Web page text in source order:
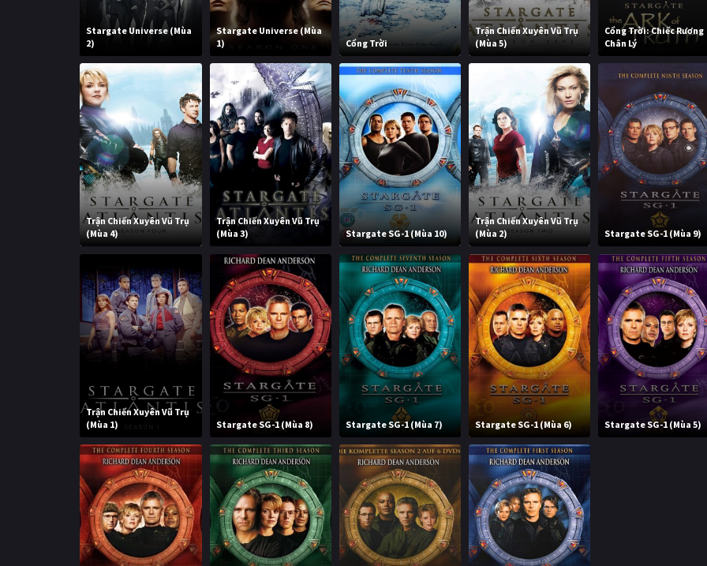
Stargate Universe (Mùa
2)
Stargate Universe (Mùa
1)
Cổng Trời
Trận Chiến Xuyên Vũ Trụ
(Mùa 5)
Cổng Trời: Chiếc Rương
Chân Lý
Trận Chiến Xuyên Vũ Trụ
(Mùa 4)
Trận Chiến Xuyên Vũ Trụ
(Mùa 3)
Stargate SG-1 (Mùa 10)
Trận Chiến Xuyên Vũ Trụ
(Mùa 2)
Stargate SG-1 (Mùa 9)
Trận Chiến Xuyên Vũ Trụ
(Mùa 1)
Stargate SG-1 (Mùa 8) Stargate SG-1 (Mùa 7) Stargate SG-1 (Mùa 6) Stargate SG-1 (Mùa 5)